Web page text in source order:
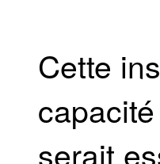
Cette
serait